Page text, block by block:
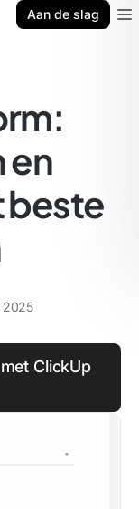
Aan de slag
en
beste
2025
ClickUp